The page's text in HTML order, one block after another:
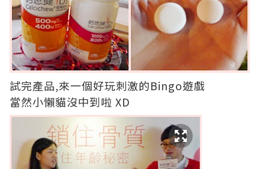
試完產品,來一個好玩刺激的Bingo遊戲
當然小懶貓沒中到啦 XD